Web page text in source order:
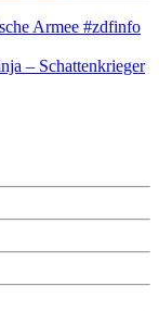
Armee #zdfinfo
– Schattenkrieger